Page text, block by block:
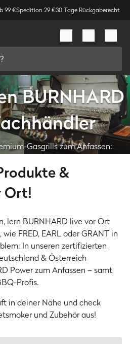
99 €Spedition 29 €30 Tage Rückgaberecht
BURNHARD
Gasgrills zum Anfassen:
Fachhändler in deiner
&
Ort!
lern BURNHARD live vor Ort
FRED, EARL oder GRANT in
In unseren zertifizierten
& Österreich
Power zum Anfassen – samt
Profis.
in deiner Nähe und check
und Zubehör aus!